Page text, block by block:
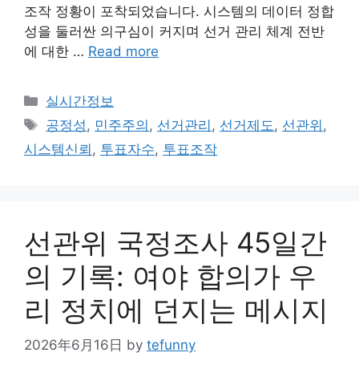
조작 정황이 포착되었습니다. 시스템의 데이터 정합
성을 둘러싼 의구심이 커지며 선거 관리 체계 전반
에 대한 … Read more
Categories
실시간정보
Tags
공정성 , 민주주의 , 선거관리 , 선거제도 , 선관위 ,
시스템신뢰 , 투표자수, 투표조작
선관위 국정조사 45일간
의 기록: 여야 합의가 우
리 정치에 던지는 메시지
2026年6月16日 by tefunny